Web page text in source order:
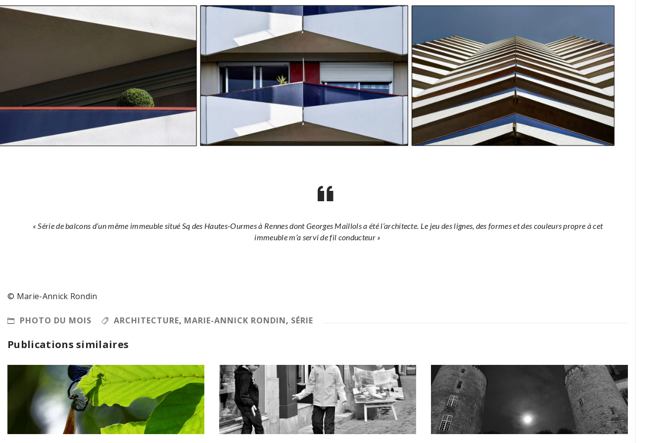
« Série de balcons d’un même immeuble situé Sq des Hautes-Ourmes à Rennes dont Georges Maillols a été l’architecte. Le jeu des lignes, des formes et des couleurs propre à cet
immeuble m’a servi de fil conducteur »
© Marie-Annick Rondin
PHOTO DU MOIS ARCHITECTURE, MARIE-ANNICK RONDIN, SÉRIE
Publications similaires